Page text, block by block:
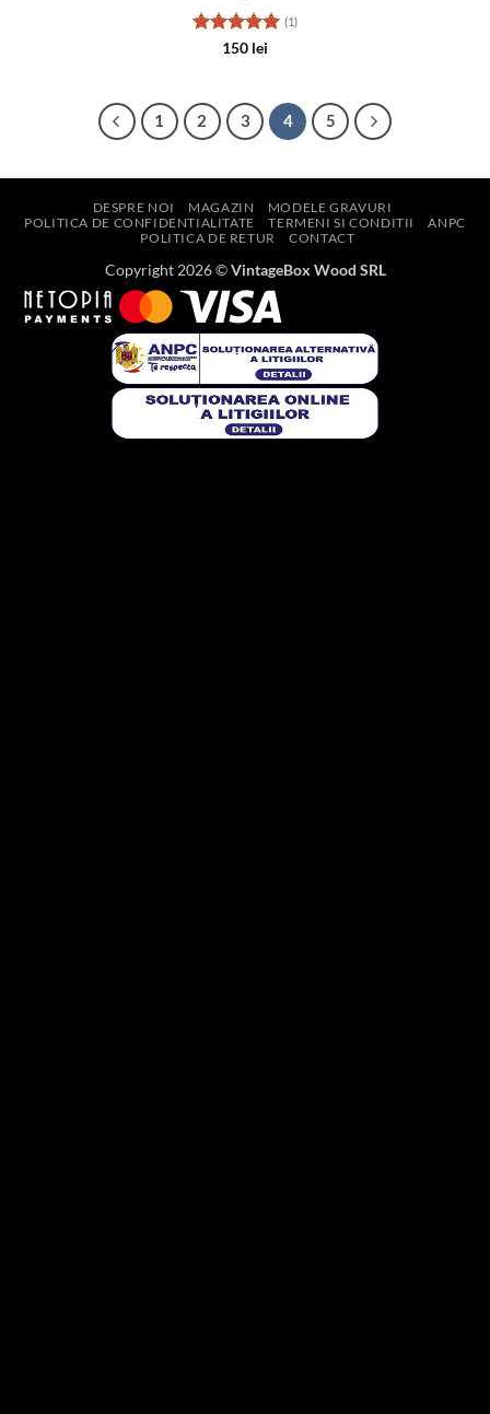
Evaluat la
(1)
150 lei
1 2 3 4 5
DESPRE NOI MAGAZIN
MODELE GRAVURI
POLITICA DE CONFIDENTIALITATE
TERMENI SI CONDITII
ANPC
POLITICA DE RETUR
CONTACT
Copyright 2026 ©VintageBox Wood SRL